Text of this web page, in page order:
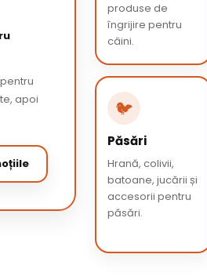
apoi
produse de
îngrijire pentru
câini.
🐦
Păsări
Hrană, colivii,
batoane, jucării și
accesorii pentru
păsări.